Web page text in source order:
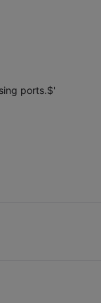
ports.$'